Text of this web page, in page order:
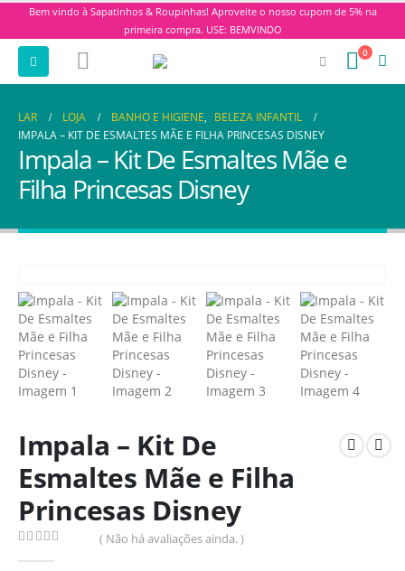
Bem vindo à Sapatinhos & Roupinhas! Aproveite o nosso cupom de 5% na
primeira compra. USE: BEMVINDO
0
LAR LOJA BANHO E HIGIENE, BELEZA INFANTIL
IMPALA – KIT DE ESMALTES MÃE E FILHA PRINCESAS DISNEY
Impala – Kit De Esmaltes Mãe e
Filha Princesas Disney
Impala – Kit De
Esmaltes Mãe e Filha
Princesas Disney
( Não há avaliações ainda. )